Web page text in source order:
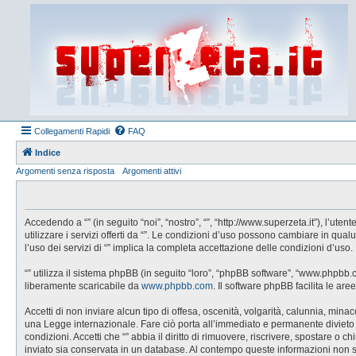
Collegamenti Rapidi FAQ
Indice
Argomenti senza risposta
Argomenti attivi
Accedendo a “” (in seguito “noi”, “nostro”, “”, “http://www.superzeta.it”),
utilizzare i servizi offerti da “”. Le condizioni d’uso possono cambiare in
l’uso dei servizi di “” implica la completa accettazione delle condizioni d’uso.
“” utilizza il sistema phpBB (in seguito “loro”, “phpBB software”,
liberamente scaricabile da www.phpbb.com. Il software phpBB facilita le
Accetti di non inviare alcun tipo di offesa, oscenità, volgarità, calunnia,
una Legge internazionale. Fare ciò porta all’immediato e permanente
condizioni. Accetti che “” abbia il diritto di rimuovere, riscrivere, spostare o
inviato sia conservata in un database. Al contempo queste informazioni